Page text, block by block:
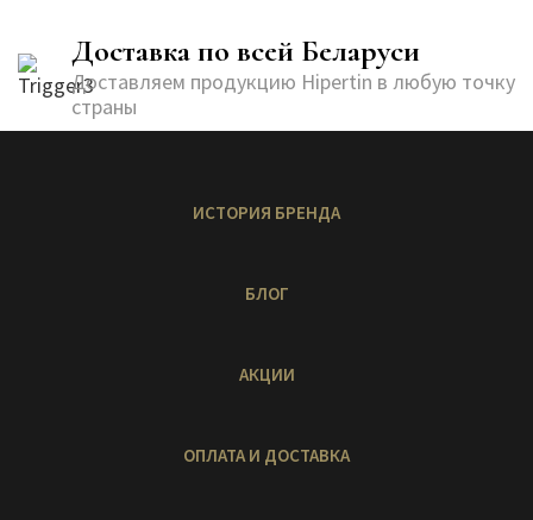
Доставка по всей Беларуси
Доставляем продукцию Hipertin в любую точку
страны
ИСТОРИЯ БРЕНДА
БЛОГ
АКЦИИ
ОПЛАТА И ДОСТАВКА